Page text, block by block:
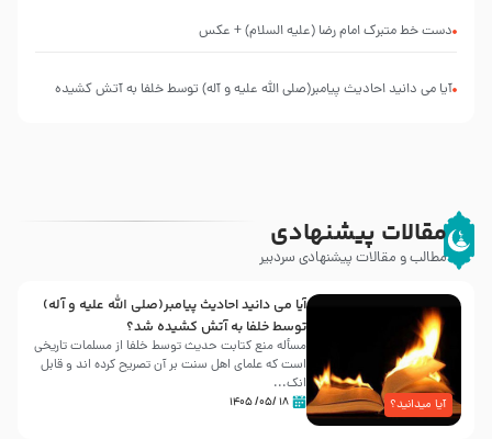
دست خط متبرک امام رضا (علیه السلام) + عکس
آیا می دانید احادیث پیامبر(صلی الله علیه و آله) توسط خلفا به آتش کشیده
مقالات پیشنهادی
مطالب و مقالات پیشنهادی سردبیر
آیا میدانید؟
آیا می دانید احادیث پیامبر(صلی الله علیه و آله)
توسط خلفا به آتش کشیده شد؟
مسأله منع کتابت حدیث توسط خلفا از مسلمات تاریخی
است که علمای اهل سنت بر آن تصریح کرده اند و قابل
انک...
۱۸ /۰۵/ ۱۴۰۵